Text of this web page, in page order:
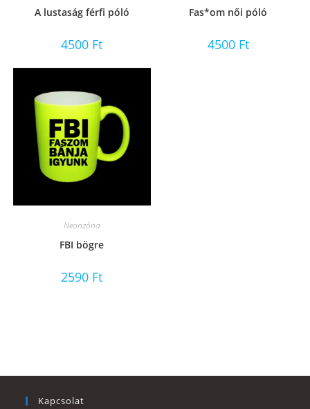
A lustaság férfi póló
4500 Ft
Fas*om női póló
4500 Ft
Neonzóna
FBI bögre
2590 Ft
Kapcsolat